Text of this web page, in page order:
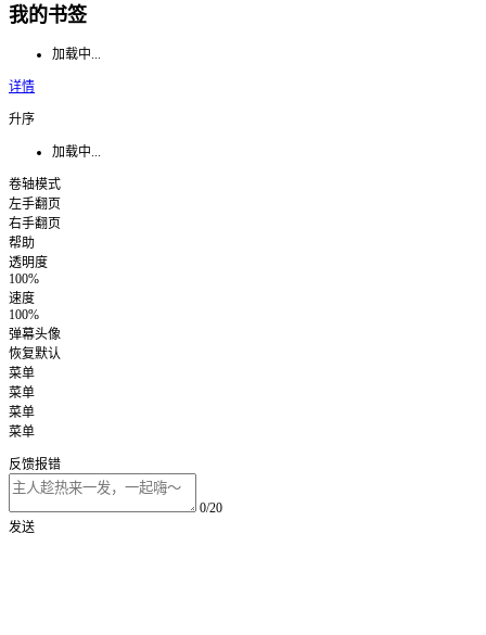
我的书签
加载中...
详情
升序
加载中...
卷轴模式
左手翻页
右手翻页
帮助
透明度
100%
速度
100%
弹幕头像
恢复默认
菜单
菜单
菜单
菜单
反馈报错
0/20
发送